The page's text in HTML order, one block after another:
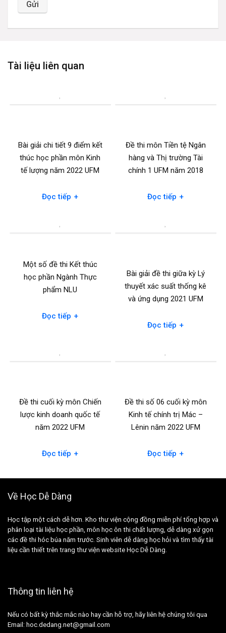
Tài liệu liên quan
Bài giải chi tiết 9 điểm kết
thúc học phần môn Kinh
tế lượng năm 2022 UFM
Đọc tiếp +
Đề thi môn Tiền tệ Ngân
hàng và Thị trường Tài
chính 1 UFM năm 2018
Đọc tiếp +
Một số đề thi Kết thúc
học phần Ngành Thực
phẩm NLU
Đọc tiếp +
Bài giải đề thi giữa kỳ Lý
thuyết xác suất thống kê
và ứng dụng 2021 UFM
Đọc tiếp +
Đề thi cuối kỳ môn Chiến
lược kinh doanh quốc tế
năm 2022 UFM
Đọc tiếp +
Đề thi số 06 cuối kỳ môn
Kinh tế chính trị Mác –
Lênin năm 2022 UFM
Đọc tiếp +
Về Học Dễ Dàng
Học tập một cách dễ hơn. Kho thư viện cộng đồng miễn phí tổng hợp và
phân loại tài liệu học phần, môn học ôn thi chất lượng, dễ dàng xử gọn
các đề thi hóc búa năm trước. Sinh viên dễ dàng học hỏi và tìm thấy tài
liệu cần thiết trên trang thư viện website Học Dễ Dàng.
Thông tin liên hệ
Nếu có bất kỳ thắc mắc nào hay cần hỗ trợ, hãy liên hệ chúng tôi qua
Email: hoc.dedang.net@gmail.com